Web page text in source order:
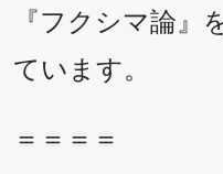
『フクシマ論』
ています。
＝＝＝＝